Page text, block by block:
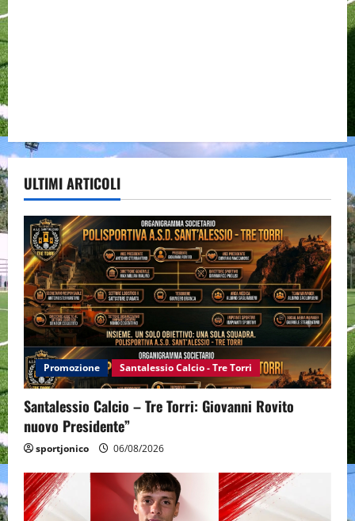
ULTIMI ARTICOLI
Promozione Santalessio Calcio - Tre Torri
Santalessio Calcio – Tre Torri: Giovanni Rovito
nuovo Presidente”
sportjonico 06/08/2026